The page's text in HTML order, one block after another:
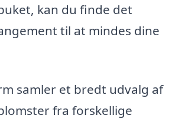
kan du finde det
til at mindes dine
samler et bredt udvalg af
fra forskellige